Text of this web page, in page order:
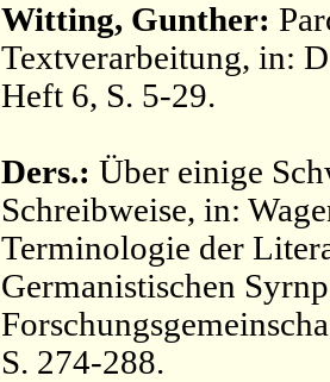
Witting, Gunther:
Textverarbeitung, in:
Heft 6, S. 5-29.
Ders.: Über einige
Schreibweise, in:
Terminologie der
Germanistischen
S. 274-288.